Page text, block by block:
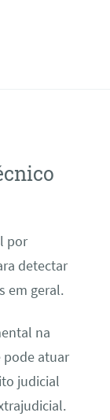
por
detectar
em geral.
na
pode atuar
judicial